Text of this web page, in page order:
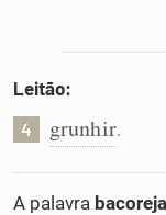
Leitão:
4 grunhir.
A palavra